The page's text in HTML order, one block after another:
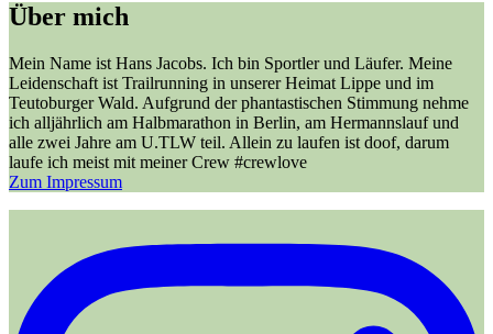
Über mich
Mein Name ist Hans Jacobs. Ich bin Sportler und Läufer. Meine
Leidenschaft ist Trailrunning in unserer Heimat Lippe und im
Teutoburger Wald. Aufgrund der phantastischen Stimmung nehme
ich alljährlich am Halbmarathon in Berlin, am Hermannslauf und
alle zwei Jahre am U.TLW teil. Allein zu laufen ist doof, darum
laufe ich meist mit meiner Crew #crewlove
Zum Impressum